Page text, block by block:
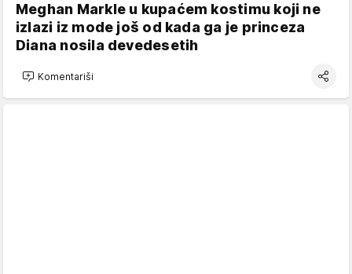
Meghan Markle u kupaćem kostimu koji ne
izlazi iz mode još od kada ga je princeza
Diana nosila devedesetih
Komentariši